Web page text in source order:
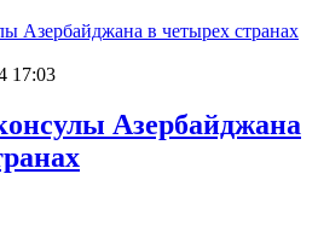
17:03
Азербайджана